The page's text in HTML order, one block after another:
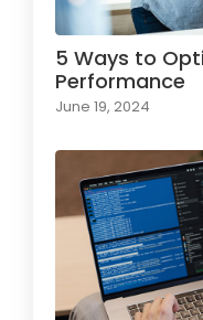
5 Ways to
Performance
June 19, 2024